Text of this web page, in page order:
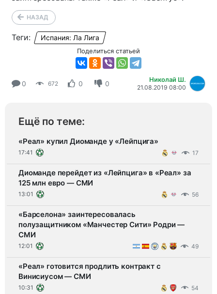
НАЗАД
Теги: Испания: Ла Лига
Поделиться статьей
0 672 0 0 Николай Ш.
21.08.2019 08:00
Ещё по теме:
«Реал» купил Диоманде у «Лейпцига»
17:41 17
Диоманде перейдет из «Лейпцига» в «Реал» за
125 млн евро — СМИ
13:01 56
«Барселона» заинтересовалась
полузащитником «Манчестер Сити» Родри —
СМИ
12:01 49
«Реал» готовится продлить контракт с
Винисиусом — СМИ
10:31 54